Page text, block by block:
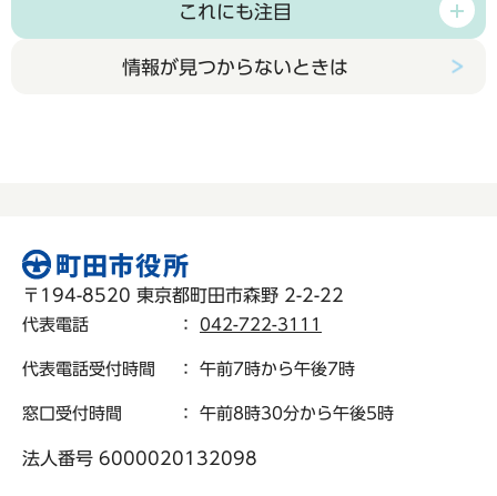
これにも注目
情報が見つからないときは
〒194-8520 東京都町田市森野 2-2-22
代表電話 ： 042-722-3111
代表電話受付時間 ： 午前7時から午後7時
窓口受付時間 ： 午前8時30分から午後5時
法人番号 6000020132098